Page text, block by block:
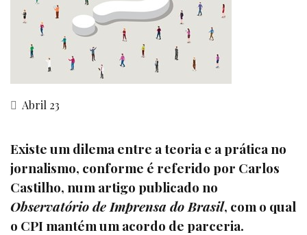
Abril 23
Existeum dilema entre a teoria e a prática no
jornalismo, conforme é referido por Carlos
Castilho, num artigo publicado no
Observatório de Imprensa do Brasil, com o qual
o CPI mantém um acordo de parceria.